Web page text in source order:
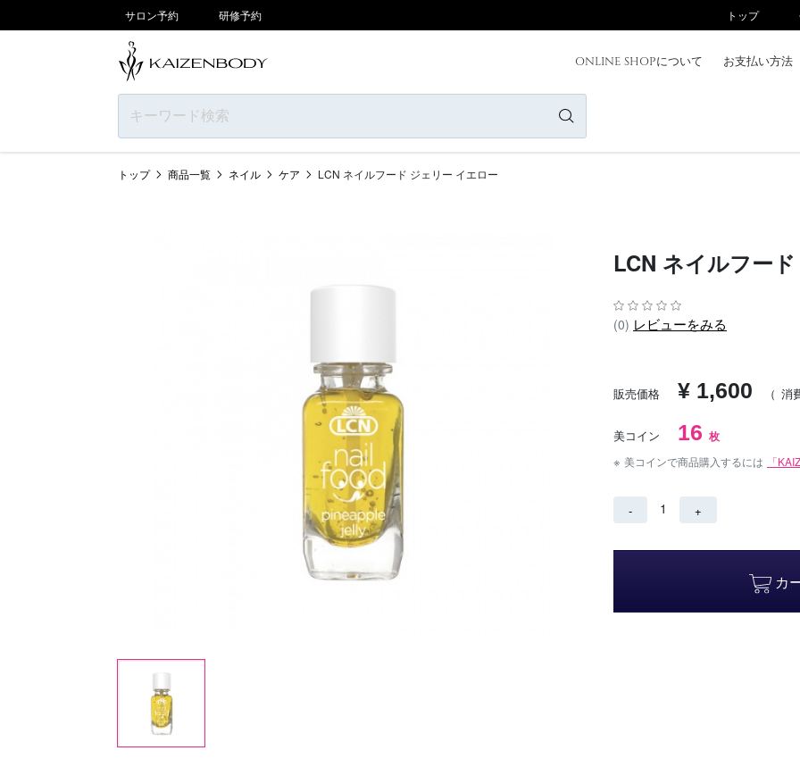
サロン予約 研修予約 トップ
ONLINE SHOPについて お支払い方法
ONLINE SHOPについて
お支払い方法
トップ 商品一覧 ネイル ケア LCN ネイルフード ジェリー イエロー
LCN ネイルフー
(0) レビューをみる
販売価格 ¥ 1,600 （ 消
美コイン 16 枚
※ 美コインで商品購入するには 「
- 1 +
カ